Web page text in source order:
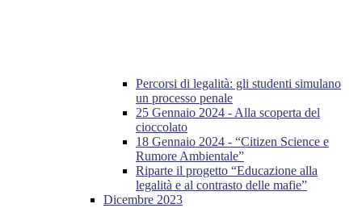
Percorsi di legalità: gli studenti simulano
un processo penale
25 Gennaio 2024 - Alla scoperta del
cioccolato
18 Gennaio 2024 - “Citizen Science e
Rumore Ambientale”
Riparte il progetto “Educazione alla
legalità e al contrasto delle mafie”
Dicembre 2023